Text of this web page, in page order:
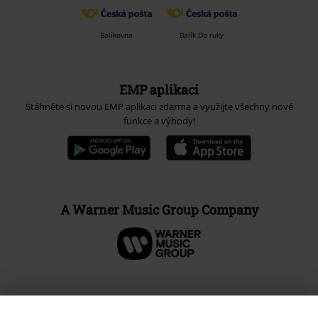
Balíkovna Balík Do ruky
EMP aplikaci
Stáhněte si novou EMP aplikaci zdarma a využijte všechny nové
funkce a výhody!
A Warner Music Group Company